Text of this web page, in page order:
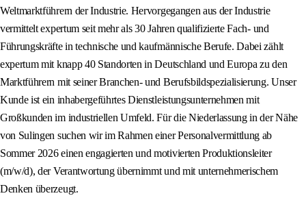
Weltmarktführern der Industrie. Hervorgegangen aus der Industrie
vermittelt expertum seit mehr als 30 Jahren qualifizierte Fach- und
Führungskräfte in technische und kaufmännische Berufe. Dabei zählt
expertum mit knapp 40 Standorten in Deutschland und Europa zu den
Marktführern mit seiner Branchen- und Berufsbildspezialisierung. Unser
Kunde ist ein inhabergeführtes Dienstleistungsunternehmen mit
Großkunden im industriellen Umfeld. Für die Niederlassung in der Nähe
von Sulingen suchen wir im Rahmen einer Personalvermittlung ab
Sommer 2026 einen engagierten und motivierten Produktionsleiter
(m/w/d), der Verantwortung übernimmt und mit unternehmerischem
Denken überzeugt.